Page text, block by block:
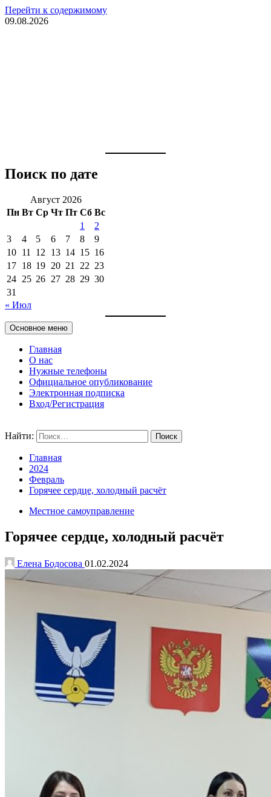
Перейти к содержимому
09.08.2026
Поиск по дате
Август 2026
Пн Вт Ср Чт Пт Сб Вс
1
2
3
4 5 6 7 8
9
10 11 12 13 14 15 16
17 18 19 20 21 22 23
24 25 26 27 28 29 30
31
« Июл
Основное меню
Главная
О нас
Нужные телефоны
Официальное опубликование
Электронная подписка
Вход/Регистрация
Найти:
Главная
2024
Февраль
Горячее сердце, холодный расчёт
Местное самоуправление
Горячее сердце, холодный расчёт
Елена Бодосова 01.02.2024